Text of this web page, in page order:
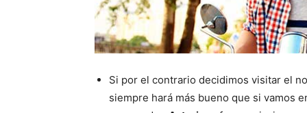
Si por el contrario decidimos visitar el
siempre hará más bueno que si vamos